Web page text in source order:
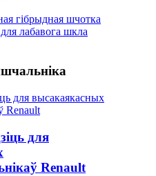
гібрыдная шчотка
лабавога шкла
для
Renault